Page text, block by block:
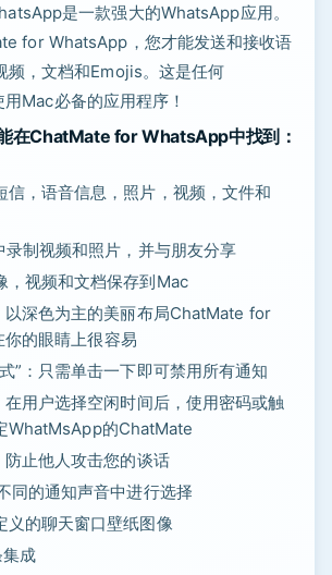
是一款强大的WhatsApp应用。
for WhatsApp，您才能发送和接收语
频，文档和Emojis。这是任何
Mac必备的应用程序！
在ChatMate for WhatsApp中找到：
信，语音信息，照片，视频，文件和
制视频和照片，并与朋友分享
，视频和文档保存到Mac
以深色为主的美丽布局ChatMate for
的眼睛上很容易
”：只需单击一下即可禁用所有通知
在用户选择空闲时间后，使用密码或触
WhatMsApp的ChatMate
防止他人攻击您的谈话
同的通知声音中进行选择
义的聊天窗口壁纸图像
成